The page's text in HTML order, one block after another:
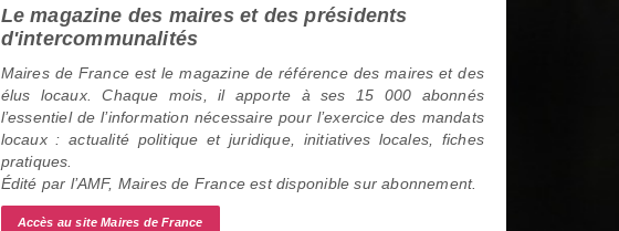
Le magazine des maires et des présidents
d'intercommunalités
Maires de France est le magazine de référence des maires et des
élus locaux. Chaque mois, il apporte à ses 15 000 abonnés
l’essentiel de l’information nécessaire pour l’exercice des mandats
locaux : actualité politique et juridique, initiatives locales, fiches
pratiques.
Édité par l’AMF, Maires de France est disponible sur abonnement.
Accès au site Maires de France